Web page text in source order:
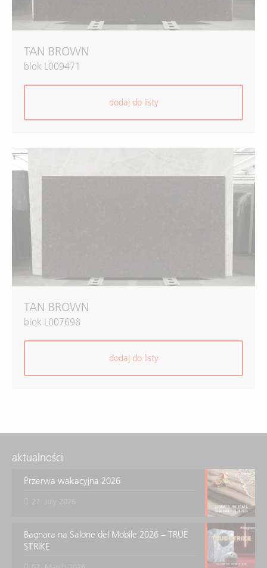
TAN BROWN
blok L009471
dodaj do listy
TAN BROWN
blok L007698
dodaj do listy
aktualności
Przerwa wakacyjna 2026
Bagnara na Salone del Mobile 2026 – TRUE
STRIKE